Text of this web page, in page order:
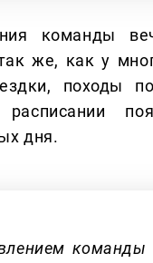
команды
же, как у
походы
дня.
команды